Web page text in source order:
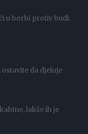
u borbi protiv buđi.
da djeluje
lakše ih je